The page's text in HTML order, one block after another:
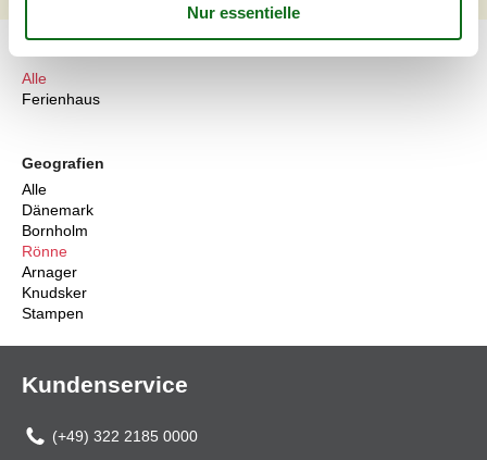
Alle
Ferienhaus
Geografien
Alle
Dänemark
Bornholm
Rönne
Arnager
Knudsker
Stampen
Kundenservice
(+49) 322 2185 0000